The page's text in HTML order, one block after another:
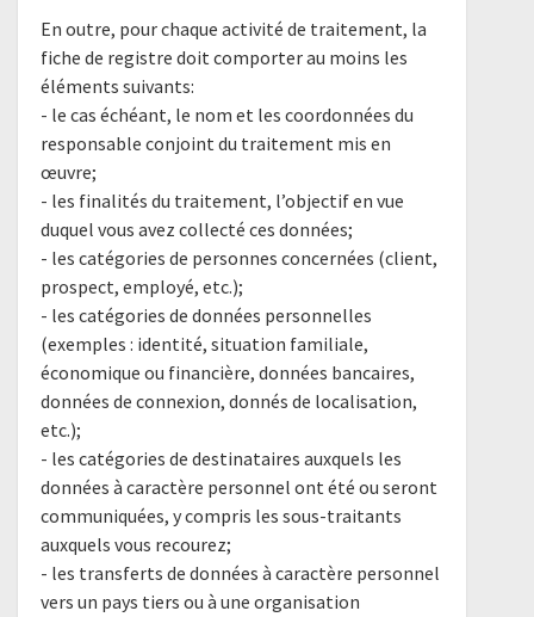
En outre, pour chaque activité de traitement, la
fiche de registre doit comporter au moins les
éléments suivants:
- le cas échéant, le nom et les coordonnées du
responsable conjoint du traitement mis en
œuvre;
- les finalités du traitement, l’objectif en vue
duquel vous avez collecté ces données;
- les catégories de personnes concernées (client,
prospect, employé, etc.);
- les catégories de données personnelles
(exemples : identité, situation familiale,
économique ou financière, données bancaires,
données de connexion, donnés de localisation,
etc.);
- les catégories de destinataires auxquels les
données à caractère personnel ont été ou seront
communiquées, y compris les sous-traitants
auxquels vous recourez;
- les transferts de données à caractère personnel
vers un pays tiers ou à une organisation